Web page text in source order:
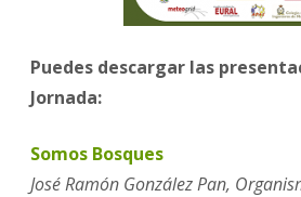
Puedes descargar las
Jornada:
Somos Bosques
José Ramón González Pan,